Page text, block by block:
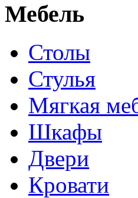
Мебель
Столы
Стулья
Мягкая
Шкафы
Двери
Кровати